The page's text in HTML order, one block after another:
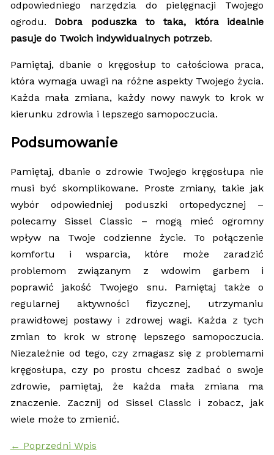
odpowiedniego narzędzia do pielęgnacji Twojego
ogrodu. Dobra poduszka to taka, która idealnie
pasuje do Twoich indywidualnych potrzeb.
Pamiętaj, dbanie o kręgosłup to całościowa praca,
która wymaga uwagi na różne aspekty Twojego życia.
Każda mała zmiana, każdy nowy nawyk to krok w
kierunku zdrowia i lepszego samopoczucia.
Podsumowanie
Pamiętaj, dbanie o zdrowie Twojego kręgosłupa nie
musi być skomplikowane. Proste zmiany, takie jak
wybór odpowiedniej poduszki ortopedycznej –
polecamy Sissel Classic – mogą mieć ogromny
wpływ na Twoje codzienne życie. To połączenie
komfortu i wsparcia, które może zaradzić
problemom związanym z wdowim garbem i
poprawić jakość Twojego snu. Pamiętaj także o
regularnej aktywności fizycznej, utrzymaniu
prawidłowej postawy i zdrowej wagi. Każda z tych
zmian to krok w stronę lepszego samopoczucia.
Niezależnie od tego, czy zmagasz się z problemami
kręgosłupa, czy po prostu chcesz zadbać o swoje
zdrowie, pamiętaj, że każda mała zmiana ma
znaczenie. Zacznij od Sissel Classic i zobacz, jak
wiele może to zmienić.
← Poprzedni Wpis